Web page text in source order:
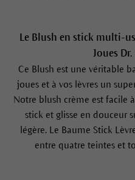
Le Blush en stick multi-
Joues
Ce Blush est une véritable
joues et à vos lèvres un
Notre blush crème est facile
stick et glisse en douceur
légère. Le Baume Stick
entre quatre teintes et